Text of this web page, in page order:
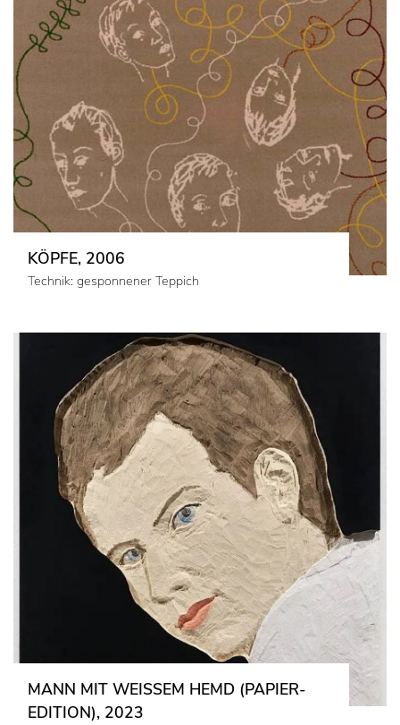
KÖPFE, 2006
Technik: gesponnener Teppich
MANN MIT WEISSEM HEMD (PAPIER-E
DITION), 2023